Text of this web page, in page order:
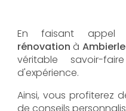
En faisant
rénovation à Ambierle
véritable savoir-
d'expérience.
Ainsi, vous profiterez